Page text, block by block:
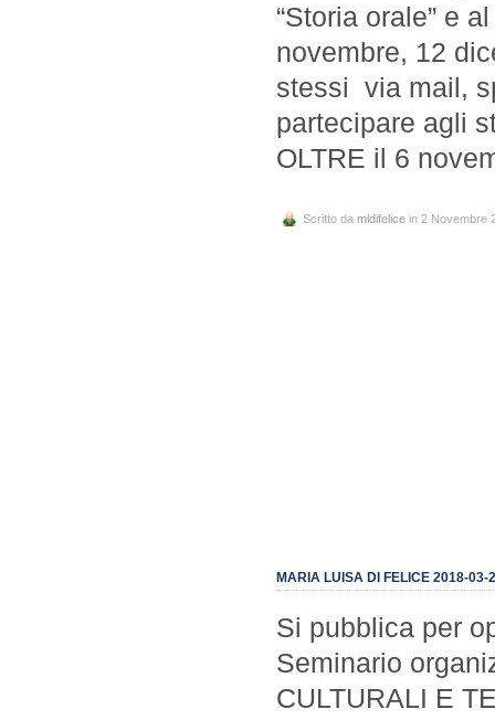
“Storia orale” e
novembre, 12
stessi via mail,
partecipare agli
OLTRE il 6
Scritto da mldifelice in 2 Novembre
MARIA LUISA DI FELICE 2018-03-
Si pubblica per
Seminario
CULTURALI E